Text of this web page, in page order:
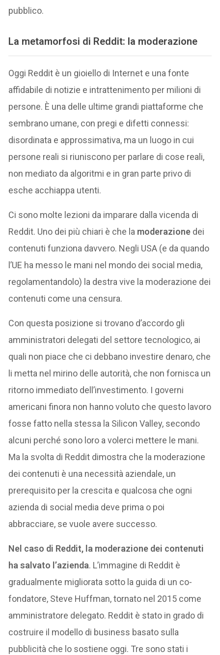
pubblico.
La metamorfosi di Reddit: la moderazione
Oggi Reddit è un gioiello di Internet e una fonte
affidabile di notizie e intrattenimento per milioni di
persone. È una delle ultime grandi piattaforme che
sembrano umane, con pregi e difetti connessi:
disordinata e approssimativa, ma un luogo in cui
persone reali si riuniscono per parlare di cose reali,
non mediato da algoritmi e in gran parte privo di
esche acchiappa utenti.
Ci sono molte lezioni da imparare dalla vicenda di
Reddit. Uno dei più chiari è che la moderazione dei
contenuti funziona davvero. Negli USA (e da quando
l’UE ha messo le mani nel mondo dei social media,
regolamentandolo) la destra vive la moderazione dei
contenuti come una censura.
Con questa posizione si trovano d’accordo gli
amministratori delegati del settore tecnologico, ai
quali non piace che ci debbano investire denaro, che
li metta nel mirino delle autorità, che non fornisca un
ritorno immediato dell’investimento. I governi
americani finora non hanno voluto che questo lavoro
fosse fatto nella stessa la Silicon Valley, secondo
alcuni perché sono loro a volerci mettere le mani.
Ma la svolta di Reddit dimostra che la moderazione
dei contenuti è una necessità aziendale, un
prerequisito per la crescita e qualcosa che ogni
azienda di social media deve prima o poi
abbracciare, se vuole avere successo.
Nel caso di Reddit, la moderazione dei contenuti
ha salvato l’azienda. L’immagine di Reddit è
gradualmente migliorata sotto la guida di un co-
fondatore, Steve Huffman, tornato nel 2015 come
amministratore delegato. Reddit è stato in grado di
costruire il modello di business basato sulla
pubblicità che lo sostiene oggi. Tre sono stati i